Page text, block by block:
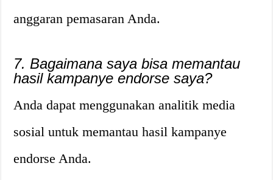
anggaran pemasaran Anda.
7. Bagaimana saya bisa memantau
hasil kampanye endorse saya?
Anda dapat menggunakan analitik media
sosial untuk memantau hasil kampanye
endorse Anda.